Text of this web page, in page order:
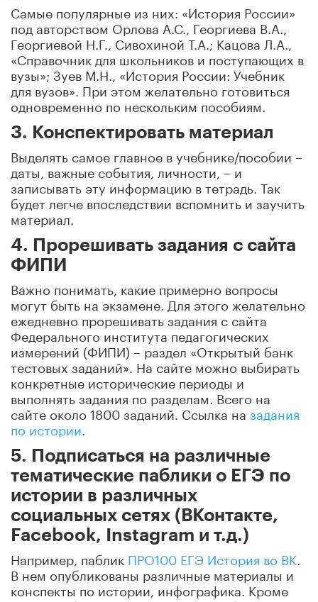
Самые популярные из них: «История России»
под авторством Орлова А.С., Георгиева В.А.,
Георгиевой Н.Г., Сивохиной Т.А.; Кацова Л.А.,
«Справочник для школьников и поступающих в
вузы»; Зуев М.Н., «История России: Учебник
для вузов». При этом желательно готовиться
одновременно по нескольким пособиям.
3. Конспектировать материал
Выделять самое главное в учебнике/пособии –
даты, важные события, личности, – и
записывать эту информацию в тетрадь. Так
будет легче впоследствии вспомнить и заучить
материал.
4. Прорешивать задания с сайта
ФИПИ
Важно понимать, какие примерно вопросы
могут быть на экзамене. Для этого желательно
ежедневно прорешивать задания с сайта
Федерального института педагогических
измерений (ФИПИ) – раздел «Открытый банк
тестовых заданий». На сайте можно выбирать
конкретные исторические периоды и
выполнять задания по разделам. Всего на
сайте около 1800 заданий. Ссылка на задания
по истории
5. Подписаться на различные
тематические паблики о ЕГЭ по
истории в различных
социальных сетях (ВКонтакте,
Facebook, Instagram и т.д.)
Например, паблик ПРО100 ЕГЭ История во ВК
В нем опубликованы различные материалы и
конспекты по истории, инфографика. Кроме